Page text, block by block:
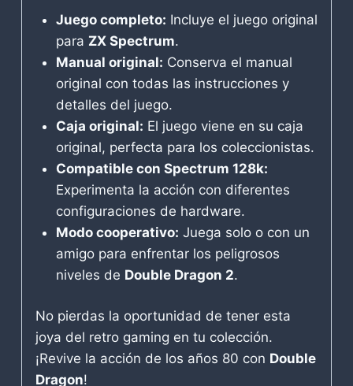
Juego completo: Incluye el juego original
para ZX Spectrum.
Manual original: Conserva el manual
original con todas las instrucciones y
detalles del juego.
Caja original: El juego viene en su caja
original, perfecta para los coleccionistas.
Compatible con Spectrum 128k:
Experimenta la acción con diferentes
configuraciones de hardware.
Modo cooperativo: Juega solo o con un
amigo para enfrentar los peligrosos
niveles de Double Dragon 2.
No pierdas la oportunidad de tener esta
joya del retro gaming en tu colección.
¡Revive la acción de los años 80 con Double
Dragon!